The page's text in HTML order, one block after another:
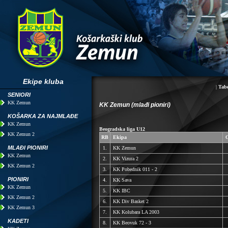
Ekipe kluba
SENIORI
KK Zemun
KOŠARKA ZA NAJMLAĐE
KK Zemun
KK Zemun 2
MLAĐI PIONIRI
KK Zemun
KK Zemun 2
PIONIRI
KK Zemun
KK Zemun 2
KK Zemun 3
KADETI
|
KK Zemun (mlađi pioniri)
Beogradska liga U12
RB
Ekipa
1.
KK Zemun
2.
KK Vizura 2
3.
KK Pobednik 011 - 2
4.
KK Sava
5.
KK IBC
6.
KK Div Basket 2
7.
KK Kolubara LA 2003
8.
KK Beovuk 72 - 3